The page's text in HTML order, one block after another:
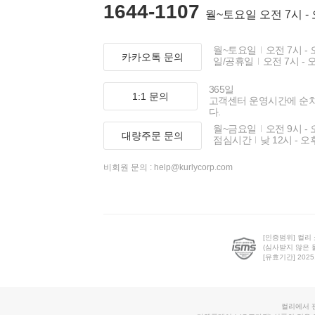
1644-1107 월~토요일 오전 7시 -
카카오톡 문의
월~토요일
오전 7시 -
일/공휴일
오전 7시 -
1:1 문의
365일
고객센터 운영시간에 순
다.
대량주문 문의
월~금요일
오전 9시 -
점심시간
낮 12시 - 오
비회원 문의 : help@kurlycorp.com
[인증범위] 컬리
(심사받지 않은
[유효기간]
컬리에서